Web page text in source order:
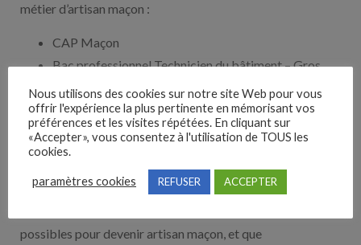
métier d’artisan maçon :
CAP Maçon
Bac professionnel Technicien du bâtiment – Gros
œuvre
BTS Bâtiment
Licence professionnelle Construction et
réhabilitation durables
Master en Génie civil
possibles pour devenir artisan maçon, et que
Nous utilisons des cookies sur notre site Web pour vous
offrir l'expérience la plus pertinente en mémorisant vos
préférences et les visites répétées. En cliquant sur
«Accepter», vous consentez à l'utilisation de TOUS les
cookies.
paramètres cookies REFUSER ACCEPTER